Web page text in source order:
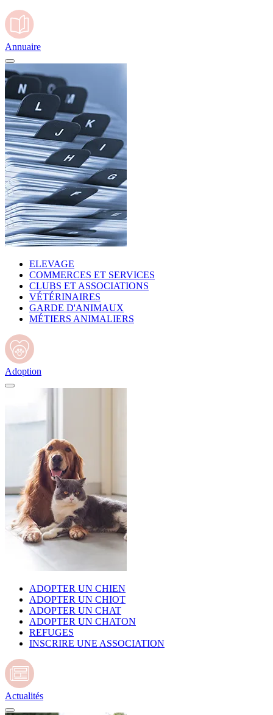
Annuaire
ELEVAGE
COMMERCES ET SERVICES
CLUBS ET ASSOCIATIONS
VÉTÉRINAIRES
GARDE D'ANIMAUX
MÉTIERS ANIMALIERS
Adoption
ADOPTER UN CHIEN
ADOPTER UN CHIOT
ADOPTER UN CHAT
ADOPTER UN CHATON
REFUGES
INSCRIRE UNE ASSOCIATION
Actualités